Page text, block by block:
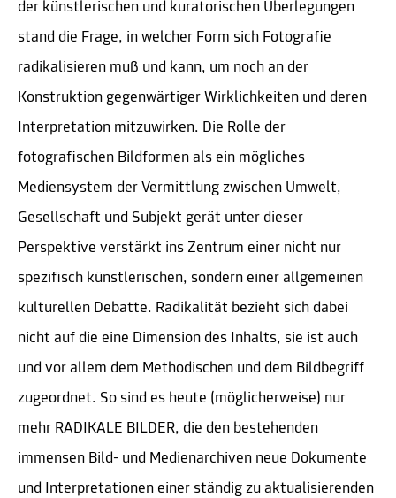
der künstlerischen und kuratorischen Überlegungen
stand die Frage, in welcher Form sich Fotografie
radikalisieren muß und kann, um noch an der
Konstruktion gegenwärtiger Wirklichkeiten und deren
Interpretation mitzuwirken. Die Rolle der
fotografischen Bildformen als ein mögliches
Mediensystem der Vermittlung zwischen Umwelt,
Gesellschaft und Subjekt gerät unter dieser
Perspektive verstärkt ins Zentrum einer nicht nur
spezifisch künstlerischen, sondern einer allgemeinen
kulturellen Debatte. Radikalität bezieht sich dabei
nicht auf die eine Dimension des Inhalts, sie ist auch
und vor allem dem Methodischen und dem Bildbegriff
zugeordnet. So sind es heute (möglicherweise) nur
mehr RADIKALE BILDER, die den bestehenden
immensen Bild- und Medienarchiven neue Dokumente
und Interpretationen einer ständig zu aktualisierenden